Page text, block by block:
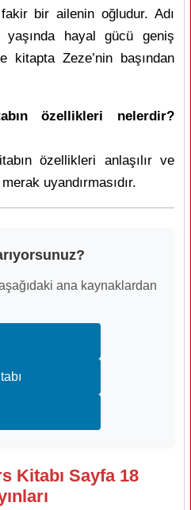
bir ailenin oğludur. Adı
hayal gücü geniş
Zeze’nin başından
özellikleri nelerdir?
özellikleri anlaşılır ve
uyandırmasıdır.
ana kaynaklardan
Kitabı Sayfa 18